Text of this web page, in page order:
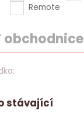
Remote
obchodnice
stávající